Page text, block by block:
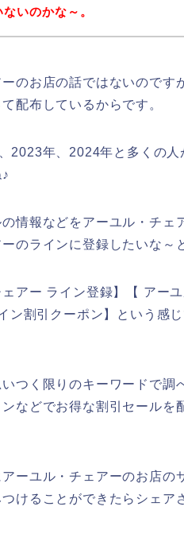
いのかな～。
のお店の話ではないのです
配布しているからです。
2023年、2024年と多くの
情報などをアーユル・チェ
のラインに登録したいな～
アー ライン登録】【 アー
ン割引クーポン】という感
つく限りのキーワードで調
などでお得な割引セールを
ーユル・チェアーのお店の
けることができたらシェア